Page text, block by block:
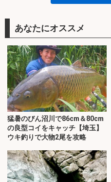
あなたにオススメ
猛暑のびん沼川で86cm＆80cm
の良型コイをキャッチ【埼玉】
ウキ釣りで大物2尾を攻略